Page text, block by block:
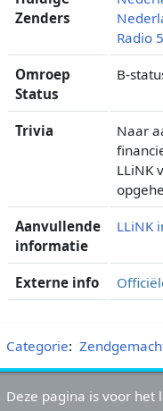
Zenders
Radio 5
Omroep
Status
B-
Trivia
Naar
LLiNK
Aanvullende
informatie
LLiNK
Externe info
Categorie:
Deze pagina is voor het